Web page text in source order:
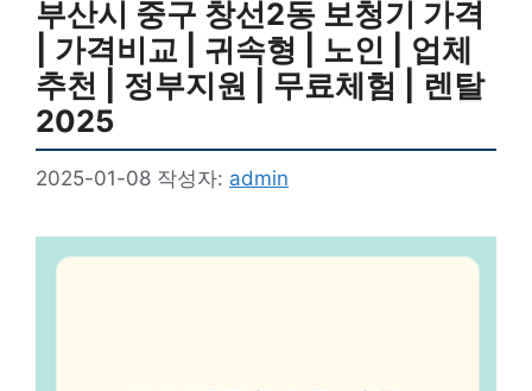
부산시 중구 창선2동 보청기 가격
| 가격비교 | 귀속형 | 노인 | 업체
추천 | 정부지원 | 무료체험 | 렌탈
2025
2025-01-08 작성자: admin